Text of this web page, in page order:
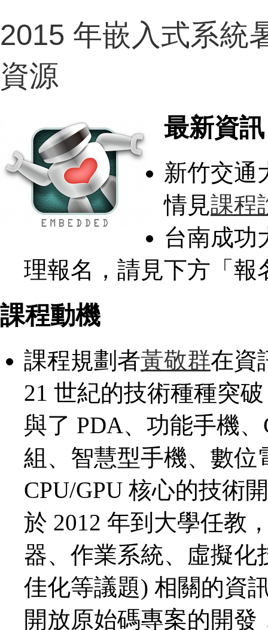
2015 年嵌入式系統
資源
最新資訊
新竹交通
情見課程
台南成功
理報名，請見下方「報
課程動機
課程規劃者黃敬群在資
21 世紀的技術種種突
與了 PDA、功能手機
組、智慧型手機、數位
CPU/GPU 核心的技術
於 2012 年到大學任教
器、作業系統、虛擬化
佳化等議題) 相關的資
開放原始碼專案的開